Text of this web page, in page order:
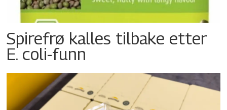
Spirefrø kalles tilbake etter
E. coli-funn